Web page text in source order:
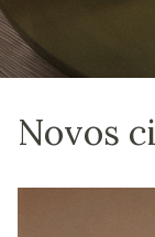
Novos